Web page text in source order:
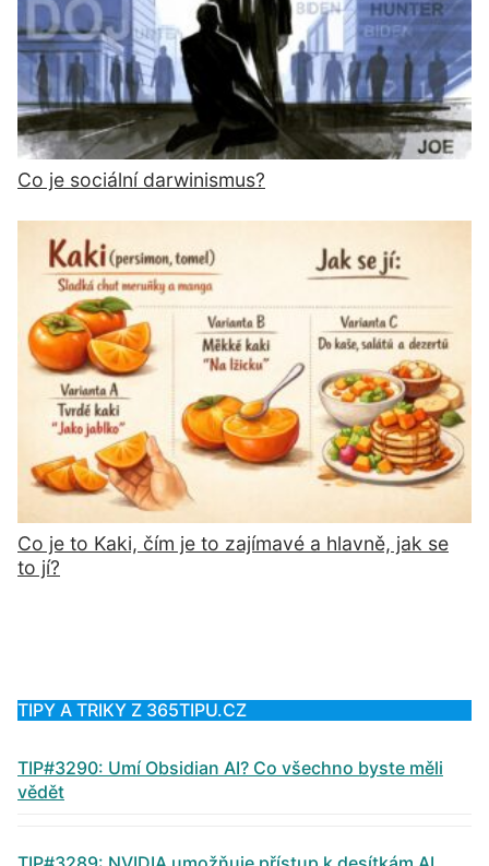
Co je sociální darwinismus?
Co je to Kaki, čím je to zajímavé a hlavně, jak se
to jí?
TIPY A TRIKY Z 365TIPU.CZ
TIP#3290: Umí Obsidian AI? Co všechno byste měli
vědět